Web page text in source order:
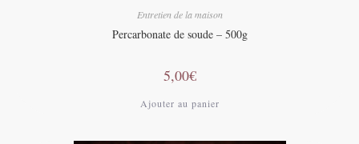
Entretien de la maison
Percarbonate de soude – 500g
5,00€
Ajouter au panier